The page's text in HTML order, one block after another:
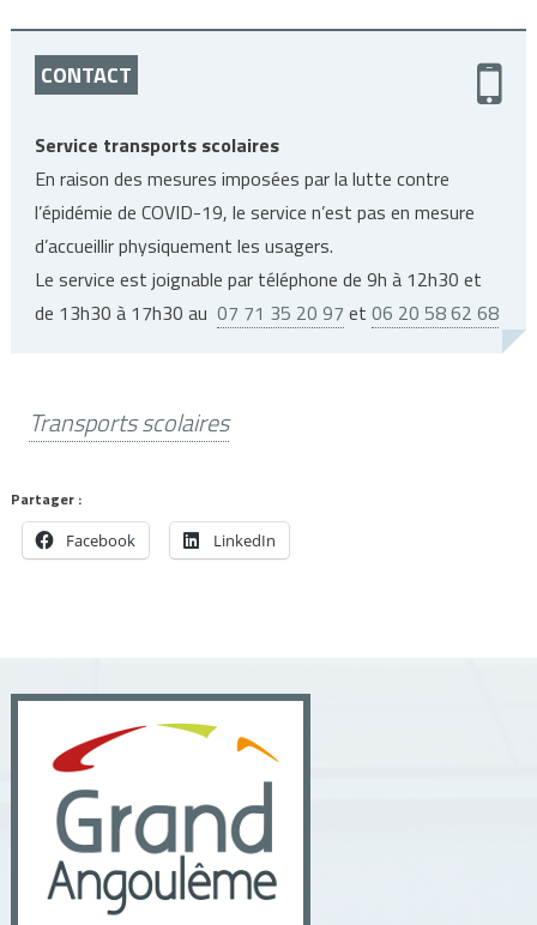
CONTACT
Service transports scolaires
En raison des mesures imposées par la lutte contre
l’épidémie de COVID-19, le service n’est pas en mesure
d’accueillir physiquement les usagers.
Le service est joignable par téléphone de 9h à 12h30 et
de 13h30 à 17h30 au 07 71 35 20 97 et 06 20 58 62 68
Transports scolaires
Partager :
Facebook LinkedIn